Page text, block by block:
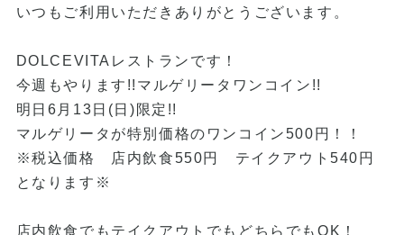
いつもご利用いただきありがとうございます。
DOLCEVITAレストランです！
今週もやります!!マルゲリータワンコイン!!
明日6月13日(日)限定!!
マルゲリータが特別価格のワンコイン500円！！
※税込価格 店内飲食550円 テイクアウト540円
となります※
店内飲食でもテイクアウトでもどちらでもOK！